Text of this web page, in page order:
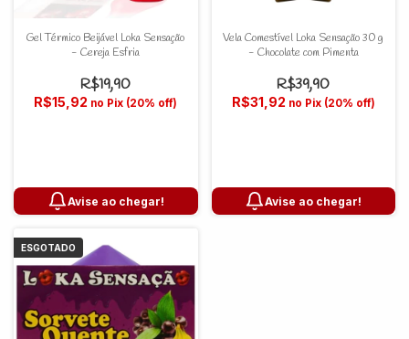
Gel Térmico Beijável Loka Sensação
- Cereja Esfria
R$19,90
R$15,92 no Pix (20% off)
Avise ao chegar!
Vela Comestível Loka Sensação 30 g
- Chocolate com Pimenta
R$39,90
R$31,92 no Pix (20% off)
Avise ao chegar!
ESGOTADO